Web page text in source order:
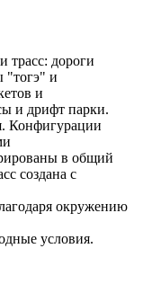
трасс: дороги
"тогэ" и
и
и дрифт парки.
Конфигурации
в общий
создана с
окружению
условия.